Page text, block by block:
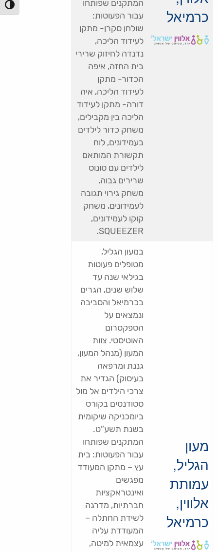
כרמיאל
המתקנים שפותחו
עבור הפעוטות:
שולחן סקרן- מתקן
לעידוד הליכה,
נדנדה לחיזוק שרירי
בית החזה, איפה
הכדור- מתקן
לעידוד הליכה, איה
דורה- מתקן לעידוד
הליכה בין מקבילים,
משחק כדור לילדים
בעמידונים, לוח
תקשורת המותאם
לילדים עם טונוס
שרירים גבוה,
משחק גירוי תגובה
לעמידונים, משחק
קוקו לעמידונים,
SQUEEZER.
מעון
הגליל,
עמותת
אלווין,
כרמיאל
במעון הגליל,
מטופלים פעוטות
בגילאי שנה עד
שלוש שנים, הגרים
בכרמיאל והסביבה
ונמצאים על
הספקטרום
האוטיסטי. צוות
המעון (מנהל המעון,
גננת ומרפאה
בעיסוק) הגדיר את
צרכי הילדים אל מול
סטודנטים בקורס
ביומכניקה שיקומית
בשנת תשע”ט.
המתקנים שפותחו
עבור הפעוטות: בית
עץ – מתקן המעודד
מפגשים
ואינטראקציות
חברתיות, מדרגה
לשידת החתלה –
המעודדת עליה
עצמאית למיטה,